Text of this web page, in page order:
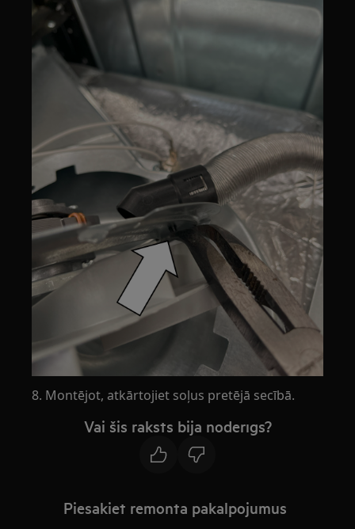
8. Montējot, atkārtojiet soļus pretējā secībā.
Vai šis raksts bija noderīgs?
Piesakiet remonta pakalpojumus